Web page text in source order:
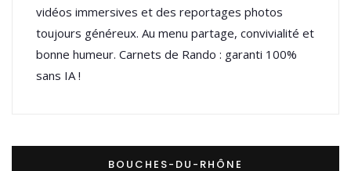
vidéos immersives et des reportages photos
toujours généreux. Au menu partage, convivialité et
bonne humeur. Carnets de Rando : garanti 100%
sans IA !
BOUCHES-DU-RHÔNE